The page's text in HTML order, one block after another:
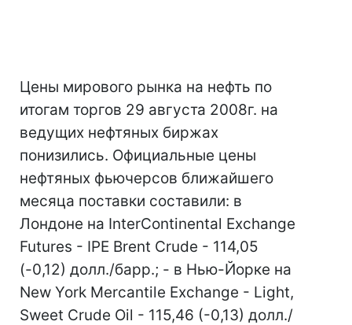
Цены мирового рынка на нефть по
итогам торгов 29 августа 2008г. на
ведущих нефтяных биржах
понизились. Официальные цены
нефтяных фьючерсов ближайшего
месяца поставки составили: в
Лондоне на InterContinental Exchange
Futures - IPE Brent Crude - 114,05
(-0,12) долл./барр.; - в Нью-Йорке на
New York Mercantile Exchange - Light,
Sweet Crude Oil - 115,46 (-0,13) долл./